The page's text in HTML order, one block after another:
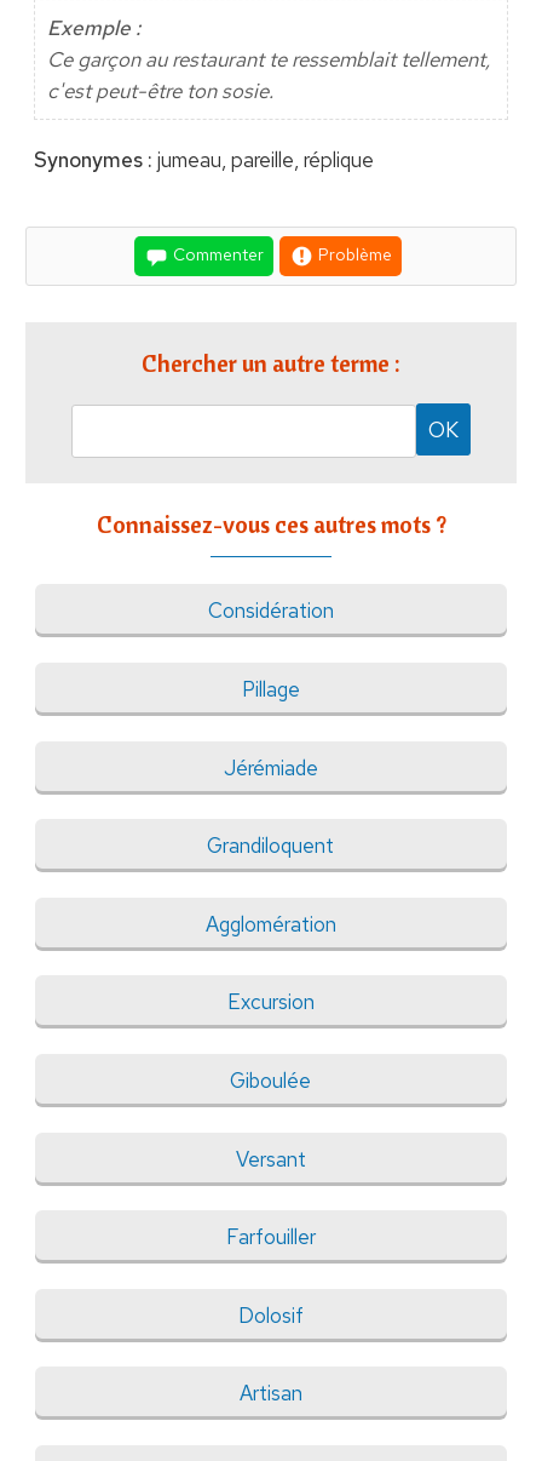
Exemple :
Ce garçon au restaurant te ressemblait tellement,
c'est peut-être ton sosie.
Synonymes : jumeau, pareille, réplique
Commenter Problème
Chercher un autre terme :
Connaissez-vous ces autres mots ?
Considération
Pillage
Jérémiade
Grandiloquent
Agglomération
Excursion
Giboulée
Versant
Farfouiller
Dolosif
Artisan